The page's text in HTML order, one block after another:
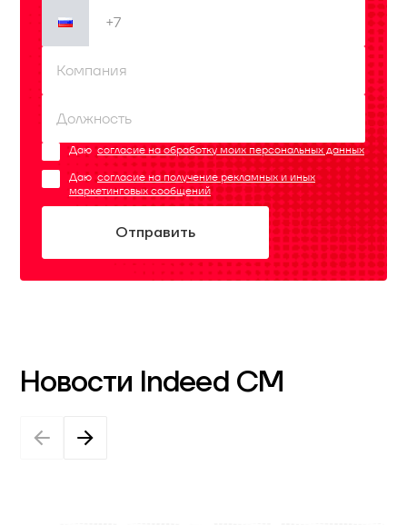
Даюсогласие на обработку моих персональных данных
Даюсогласие на получение рекламных и иных
маркетинговых сообщений
Новости Indeed CM